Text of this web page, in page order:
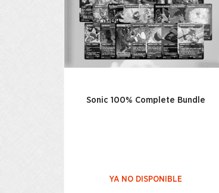
Sonic 100% Complete Bundle
YA NO DISPONIBLE